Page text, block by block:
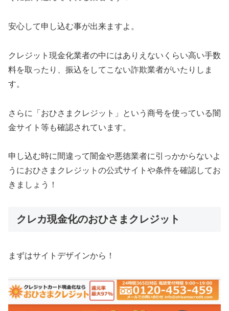
安心して申し込む事が出来ますよ。
クレジット現金化業者の中にはありえないくらい高い手数
料を取ったり、振込をしてこない詐欺業者がいたりしま
す。
さらに「おひさまクレジット」という商号を使っている闇
金サイト等も確認されています。
申し込む時に間違って闇金や悪徳業者に引っかからないよ
うにおひさまクレジットの公式サイトや条件を確認してお
きましょう！
クレカ現金化のおひさまクレジット
まずはサイトデザインから！